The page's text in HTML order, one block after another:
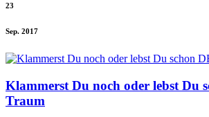
23
Sep. 2017
Klammerst Du noch oder lebst Du
Traum